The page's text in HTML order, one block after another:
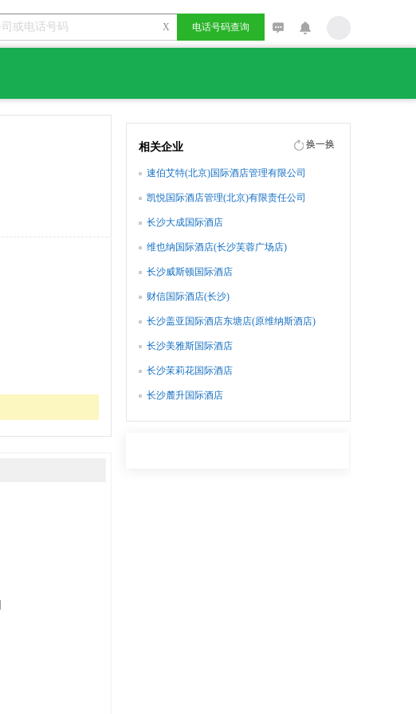
X 电话号码查询
相关企业 换一换
速伯艾特(北京)国际酒店管理有限公司
凯悦国际酒店管理(北京)有限责任公司
长沙大成国际酒店
维也纳国际酒店(长沙芙蓉广场店)
长沙威斯顿国际酒店
财信国际酒店(长沙)
长沙盖亚国际酒店东塘店(原维纳斯酒店)
长沙美雅斯国际酒店
长沙茉莉花国际酒店
长沙麓升国际酒店